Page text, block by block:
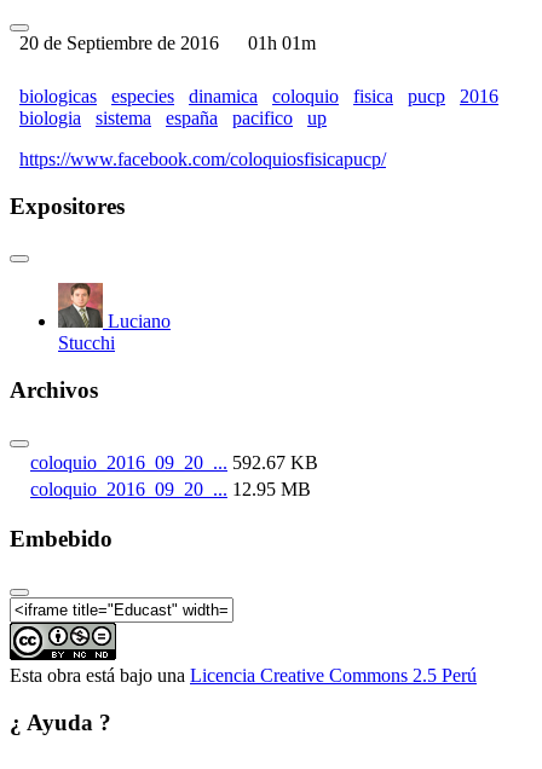
20 de Septiembre de 2016 01h 01m
biologicas especies dinamica coloquio fisica pucp
2016
biologia
sistema españa pacifico
up
https://www.facebook.com/coloquiosfisicapucp/
Expositores
Luciano
Stucchi
Archivos
coloquio_2016_09_20_... 592.67 KB
coloquio_2016_09_20_... 12.95 MB
Embebido
Esta obra está bajo una Licencia Creative Commons 2.5 Perú
¿ Ayuda ?